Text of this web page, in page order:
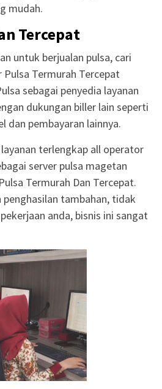
mudah.
Tercepat
untuk berjualan pulsa, cari
Pulsa Termurah Tercepat
sebagai penyedia layanan
dukungan biller lain seperti
dan pembayaran lainnya.
terlengkap all operator
server pulsa magetan
Termurah Dan Tercepat.
tambahan, tidak
anda, bisnis ini sangat